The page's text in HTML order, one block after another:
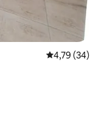
Nilai rata-rata
4,79 (34)